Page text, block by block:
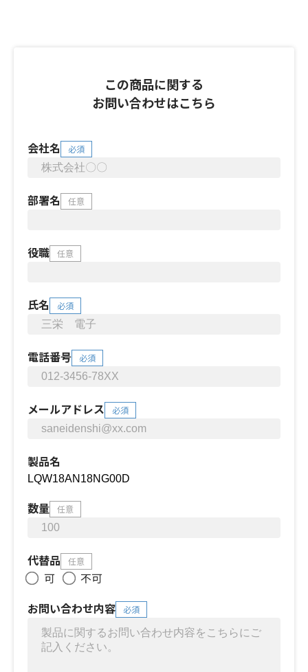
この商品に関する
お問い合わせはこちら
会社名 必須
部署名 任意
役職 任意
氏名 必須
電話番号 必須
メールアドレス 必須
製品名
数量 任意
代替品 任意
可
不可
お問い合わせ内容
必須